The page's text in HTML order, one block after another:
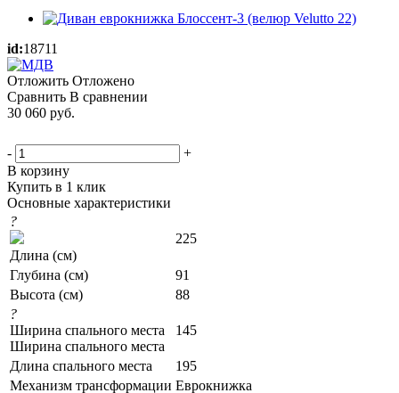
id:18711
Отложить Отложено
Сравнить В сравнении
30 060 руб.
-
+
В корзину
Купить в 1 клик
Основные характеристики
?
Длина (см)
225
Глубина (см)
91
Высота (см)
88
?
Ширина спального места
Ширина спального места
145
Длина спального места
195
Механизм трансформации Еврокнижка